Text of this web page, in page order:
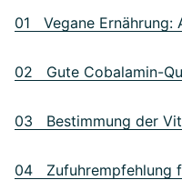
01 Vegane Ernährung:
03 Bestimmung der